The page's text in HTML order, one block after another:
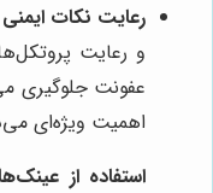
رعایت نکات
و رعایت
عفونت جلوگیری
اهمیت ویژه‌ای
استفاده از